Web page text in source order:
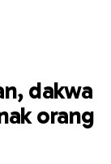
dakwa
orang